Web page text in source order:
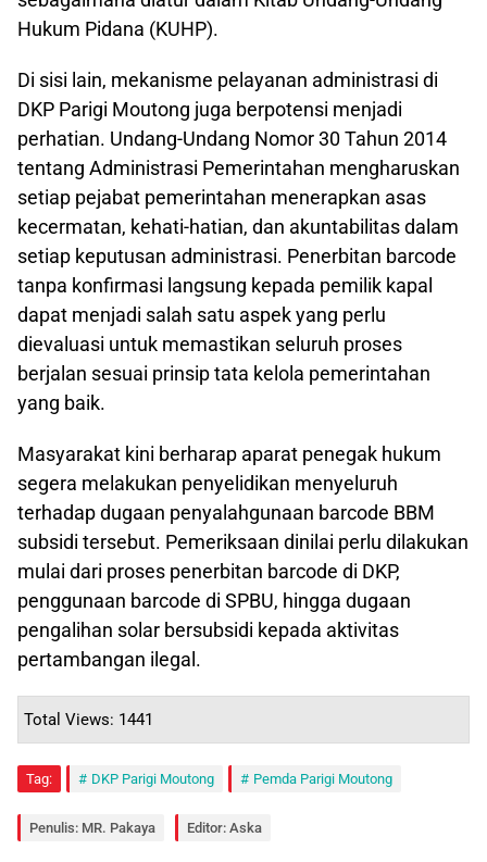
Hukum Pidana (KUHP).
Di sisi lain, mekanisme pelayanan administrasi di
DKP Parigi Moutong juga berpotensi menjadi
perhatian. Undang-Undang Nomor 30 Tahun 2014
tentang Administrasi Pemerintahan mengharuskan
setiap pejabat pemerintahan menerapkan asas
kecermatan, kehati-hatian, dan akuntabilitas dalam
setiap keputusan administrasi. Penerbitan barcode
tanpa konfirmasi langsung kepada pemilik kapal
dapat menjadi salah satu aspek yang perlu
dievaluasi untuk memastikan seluruh proses
berjalan sesuai prinsip tata kelola pemerintahan
yang baik.
Masyarakat kini berharap aparat penegak hukum
segera melakukan penyelidikan menyeluruh
terhadap dugaan penyalahgunaan barcode BBM
subsidi tersebut. Pemeriksaan dinilai perlu dilakukan
mulai dari proses penerbitan barcode di DKP,
penggunaan barcode di SPBU, hingga dugaan
pengalihan solar bersubsidi kepada aktivitas
pertambangan ilegal.
Total Views: 1441
Tag: DKP Parigi Moutong Pemda Parigi Moutong
Penulis: MR. Pakaya Editor: Aska